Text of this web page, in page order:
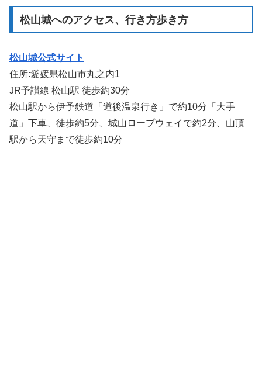
松山城へのアクセス、行き方歩き方
松山城公式サイト
住所:愛媛県松山市丸之内1
JR予讃線 松山駅 徒歩約30分
松山駅から伊予鉄道「道後温泉行き」で約10分「大手
道」下車、徒歩約5分、城山ロープウェイで約2分、山頂
駅から天守まで徒歩約10分